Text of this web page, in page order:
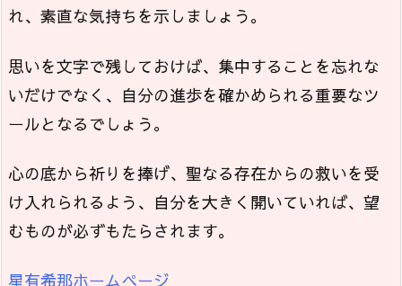
れ、素直な気持ちを示しましょう。
思いを文字で残しておけば、集中することを忘れな
いだけでなく、自分の進歩を確かめられる重要なツ
ールとなるでしょう。
心の底から祈りを捧げ、聖なる存在からの救いを受
け入れられるよう、自分を大きく開いていれば、望
むものが必ずもたらされます。
星有希那ホームページ